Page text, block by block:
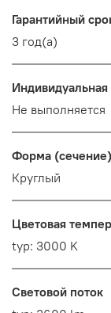
Гарантийный
3 год(а)
Индивидуальная
Не выполняется
Форма (сечение)
Круглый
Цветовая
typ: 3000 K
Световой поток